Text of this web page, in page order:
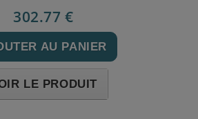
302.77 €
AU PANIER
LE PRODUIT